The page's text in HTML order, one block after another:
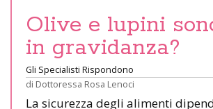
Olive e lupini
in gravidanza?
Gli Specialisti Rispondono
di Dottoressa Rosa Lenoci
La sicurezza degli alimenti